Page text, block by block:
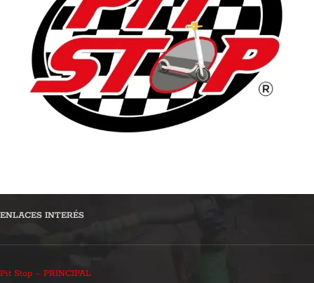
ENLACES INTERÉS
Pit Stop – PRINCIPAL